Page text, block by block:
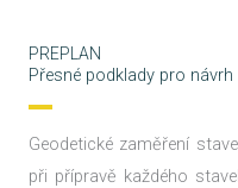
PREPLAN
Přesné podklady pro návrh
Geodetické zaměření
při přípravě každého